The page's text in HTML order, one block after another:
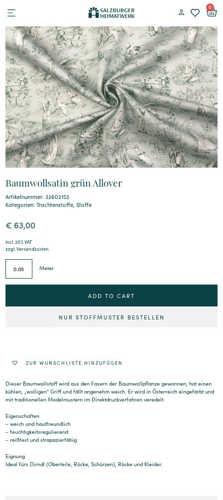
0
Baumwollsatin grün Allover
Artikelnummer: 32602153
Kategorien:Trachtenstoffe,Stoffe
€ 63,00
incl. 20% VAT
zzgl.Versandkosten
Meter
ADD TO CART
NUR STOFFMUSTER BESTELLEN
ZUR WUNSCHLISTE HINZUFÜGEN
Dieser Baumwollstoff wird aus den Fasern der Baumwollpflanze gewonnen, hat einen
kühlen, „wolligen“ Griff und fällt angenehm weich. Er wird in Österreich eingefärbt und
mit traditionellen Modelmustern im Direktdruckverfahren veredelt.
Eigenschaften
– weich und hautfreundlich
– feuchtigkeitsregulierend
– reißfest und strapazierfähig
Eignung
Ideal fürs Dirndl (Oberteile, Röcke, Schürzen), Röcke und Kleider.